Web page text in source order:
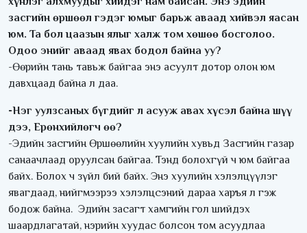
засгийн өршөөл гэдэг юмыг барьж аваад хийвэл яасан
юм. Та бол цаазын ялыг халж том хөшөө босголоо.
Одоо энийг аваад явах бодол байна уу?
-Өөрийн тань тавьж байгаа энэ асуулт дотор олон юм
давхцаад байна л даа.
-Нэг уулзсаных бүгдийг л асууж авах хүсэл байна шүү
дээ, Ерөнхийлөгч өө?
-Эдийн засгийн Өршөөлийн хуулийн хувьд Засгийн газар
санаачлаад оруулсан байгаа. Тэнд болохгүй ч юм байгаа
байх. Болох ч зүйл бий байх. Энэ хуулийн хэлэлцүүлэг
явагдаад, нийгмээрээ хэлэлцсэний дараа харъя л гэж
бодож байна. Эдийн засагт хамгийн гол шийдэх
шаардлагатай, нэрийн хуудас болсон том асуудлаа